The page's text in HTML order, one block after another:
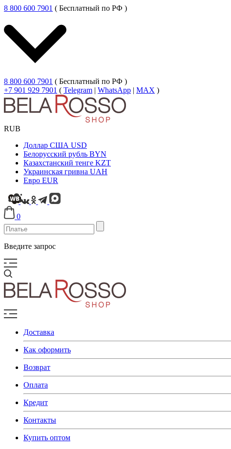
8 800 600 7901 ( Бесплатный по РФ )
8 800 600 7901 ( Бесплатный по РФ )
+7 901 929 7901 ( Telegram | WhatsApp | MAX )
RUB
Доллар США USD
Белорусский рубль BYN
Казахстанский тенге KZT
Украинская гривна UAH
Евро EUR
0
Введите запрос
Доставка
Как оформить
Возврат
Оплата
Кредит
Контакты
Купить оптом